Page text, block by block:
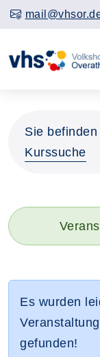
Sie
Kurssuche
Es wurden
gefunden!